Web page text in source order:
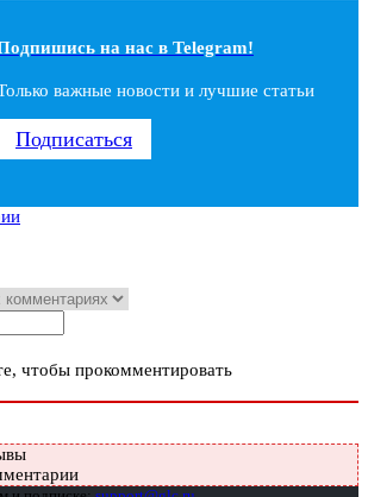
на наc в Telegram!
важные новости и лучшие статьи
Подписаться
чтобы прокомментировать